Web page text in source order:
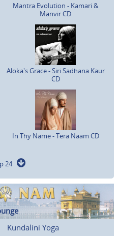
Mantra Evolution - Kamari &
Manvir CD
Aloka's Grace - Siri Sadhana Kaur
CD
In Thy Name - Tera Naam CD
24
Kundalini Yoga